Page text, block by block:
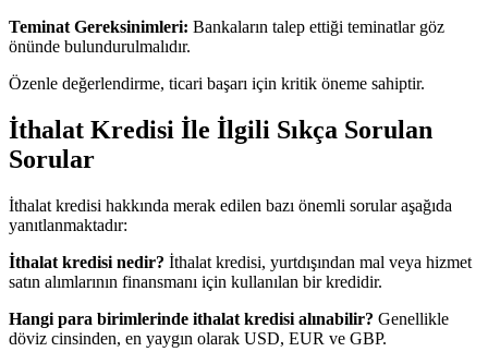
Teminat Gereksinimleri: Bankaların talep ettiği teminatlar göz
önünde bulundurulmalıdır.
Özenle değerlendirme, ticari başarı için kritik öneme sahiptir.
İthalat Kredisi İle İlgili Sıkça Sorulan
Sorular
İthalat kredisi hakkında merak edilen bazı önemli sorular aşağıda
yanıtlanmaktadır:
İthalat kredisi nedir? İthalat kredisi, yurtdışından mal veya hizmet
satın alımlarının finansmanı için kullanılan bir kredidir.
Hangi para birimlerinde ithalat kredisi alınabilir? Genellikle
döviz cinsinden, en yaygın olarak USD, EUR ve GBP.